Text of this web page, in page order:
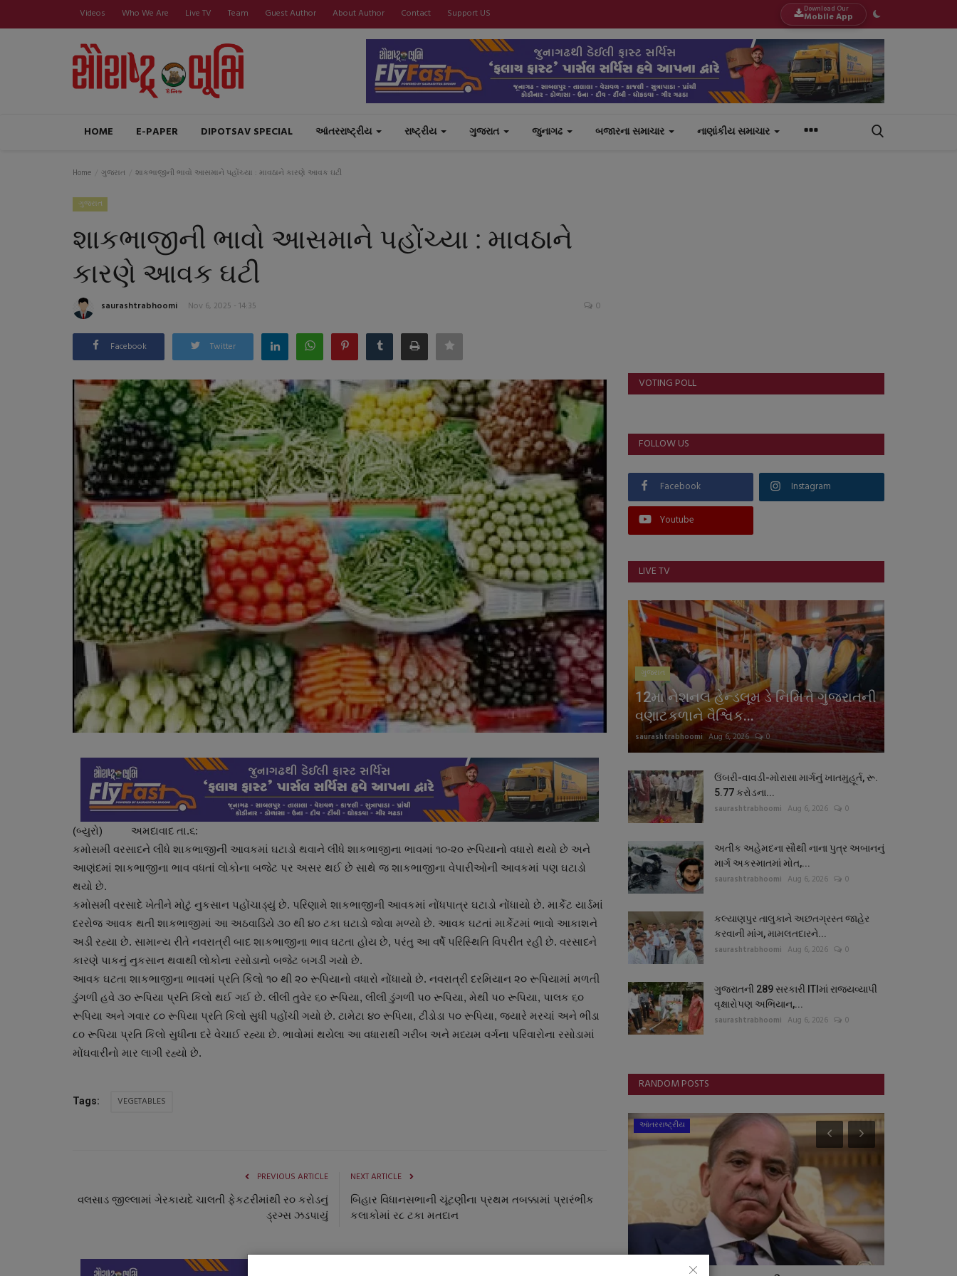
Videos Who We Are Live TV Team Guest Author About Author Contact Support US Download Our
Mobile App
HOME E-PAPER DIPOTSAV SPECIAL આંતરરાષ્ટ્રીય રાષ્ટ્રીય ગુજરાત જુનાગઢ બજારના સમાચાર નાણાંકીય સમાચાર
Home ગુજરાત શાકભાજીની ભાવો આસમાને પહોંચ્યા : માવઠાને કારણે આવક ઘટી
ગુજરાત
શાકભાજીની ભાવો આસમાને પહોંચ્યા : માવઠાને
કારણે આવક ઘટી
saurashtrabhoomi Nov 6, 2025 - 14:35 0
Facebook Twitter
(બ્યુરો) અમદાવાદ તા.૬:
કમોસમી વરસાદને લીધે શાકભાજીની આવકમાં ઘટાડો થવાને લીધે શાકભાજીના ભાવમાં ૧૦-૨૦ રૂપિયાનો વધારો થયો છે અને
આણંદમાં શાકભાજીના ભાવ વધતાં લોકોના બજેટ પર અસર થઈ છે સાથે જ શાકભાજીના વેપારીઓની આવકમાં પણ ઘટાડો
થયો છે.
કમોસમી વરસાદે ખેતીને મોટું નુકસાન પહોંચાડ્યું છે. પરિણામે શાકભાજીની આવકમાં નોંધપાત્ર ઘટાડો નોંધાયો છે. માર્કેટ યાર્ડમાં
દરરોજ આવક થતી શાકભાજીમાં આ અઠવાડિયે ૩૦ થી ૪૦ ટકા ઘટાડો જોવા મળ્યો છે. આવક ઘટતાં માર્કેટમાં ભાવો આકાશને
અડી રહ્યા છે. સામાન્ય રીતે નવરાત્રી બાદ શાકભાજીના ભાવ ઘટતા હોય છે, પરંતુ આ વર્ષે પરિસ્થિતિ વિપરીત રહી છે. વરસાદને
કારણે પાકનું નુકસાન થવાથી લોકોના રસોડાનો બજેટ બગડી ગયો છે.
આવક ઘટતા શાકભાજીના ભાવમાં પ્રતિ કિલો ૧૦ થી ૨૦ રૂપિયાનો વધારો નોંધાયો છે. નવરાત્રી દરમિયાન ૨૦ રૂપિયામાં મળતી
ડુંગળી હવે ૩૦ રૂપિયા પ્રતિ કિલો થઈ ગઈ છે. લીલી તુવેર ૬૦ રૂપિયા, લીલી ડુંગળી ૫૦ રૂપિયા, મેથી ૫૦ રૂપિયા, પાલક ૬૦
રૂપિયા અને ગવાર ૮૦ રૂપિયા પ્રતિ કિલો સુધી પહોંચી ગયો છે. ટામેટા ૪૦ રૂપિયા, ટીંડોડા ૫૦ રૂપિયા, જ્યારે મરચાં અને ભીંડા
૮૦ રૂપિયા પ્રતિ કિલો સુધીના દરે વેચાઈ રહ્યા છે. ભાવોમાં થયેલા આ વધારાથી ગરીબ અને મધ્યમ વર્ગના પરિવારોના રસોડામાં
મોંઘવારીનો માર લાગી રહ્યો છે.
Tags: VEGETABLES
PREVIOUS ARTICLE
વલસાડ જીલ્લામાં ગેરકાયદે ચાલતી ફેકટરીમાંથી ર૦ કરોડનું
ડ્રગ્સ ઝડપાયું
NEXT ARTICLE
બિહાર વિધાનસભાની ચૂંટણીના પ્રથમ તબક્કામાં પ્રારંભીક
કલાકોમાં ર૮ ટકા મતદાન
VOTING POLL
FOLLOW US
Facebook Instagram
Youtube
LIVE TV
ગુજરાત
12મા નેશનલ હેન્ડલૂમ ડે નિમિત્તે ગુજરાતની
વણાટકળાને વૈશ્વિક...
saurashtrabhoomi Aug 6, 2026 0
ઉંબરી-વાવડી-મોરાસા માર્ગનું ખાતમુહૂર્ત, રૂ.
5.77 કરોડના...
saurashtrabhoomi Aug 6, 2026 0
અતીક અહેમદના સૌથી નાના પુત્ર અબાનનું
માર્ગ અકસ્માતમાં મોત,...
saurashtrabhoomi Aug 6, 2026 0
કલ્યાણપુર તાલુકાને અછતગ્રસ્ત જાહેર
કરવાની માંગ, મામલતદારને...
saurashtrabhoomi Aug 6, 2026 0
ગુજરાતની 289 સરકારી ITIમાં રાજ્યવ્યાપી
વૃક્ષારોપણ અભિયાન,...
saurashtrabhoomi Aug 6, 2026 0
RANDOM POSTS
આંતરરાષ્ટ્રીય